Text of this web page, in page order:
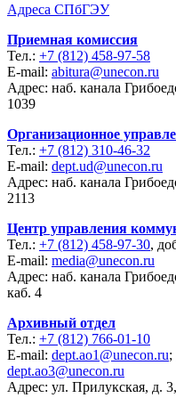
Адреса СПбГЭУ
Приемная комиссия
Тел.: +7 (812) 458-97-58
E-mail: abitura@unecon.ru
Адрес: наб. канала
1039
Организационное
Тел.: +7 (812) 310-46-32
E-mail: dept.ud@unecon.ru
Адрес: наб. канала
2113
Центр управления
Тел.: +7 (812) 458-97-30,
E-mail: media@unecon.ru
Адрес: наб. канала
каб. 4
Архивный отдел
Тел.: +7 (812) 766-01-10
E-mail: dept.ao1@unecon.ru;
dept.ao3@unecon.ru
Адрес: ул. Прилукская, д.